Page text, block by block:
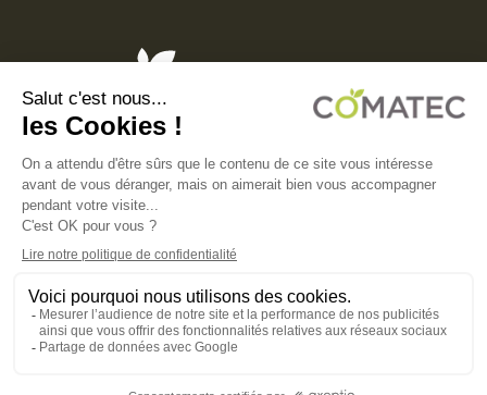
COMATEC PACKAGING
Boulevard François-Xavier Fafeur
11000 Carcassonne, FRANCE
MENTIONS LÉGALES
POLITIQUE DE CONFIDENTIALITÉ
POLITIQUE EN MATIÈRE DE COOKIES
CGV